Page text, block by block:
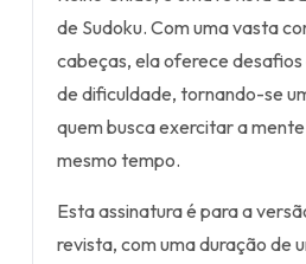
de Sudoku. Com uma vasta
cabeças, ela oferece
de dificuldade, tornando-se
quem busca exercitar a
mesmo tempo.
Esta assinatura é para a
revista, com uma duração de